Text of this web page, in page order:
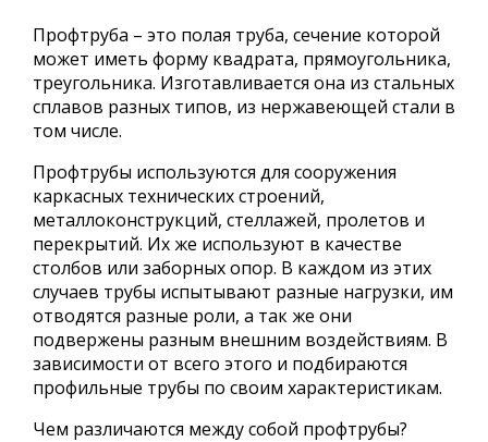
Профтруба – это полая труба, сечение которой
может иметь форму квадрата, прямоугольника,
треугольника. Изготавливается она из стальных
сплавов разных типов, из нержавеющей стали в
том числе.
Профтрубы используются для сооружения
каркасных технических строений,
металлоконструкций, стеллажей, пролетов и
перекрытий. Их же используют в качестве
столбов или заборных опор. В каждом из этих
случаев трубы испытывают разные нагрузки, им
отводятся разные роли, а так же они
подвержены разным внешним воздействиям. В
зависимости от всего этого и подбираются
профильные трубы по своим характеристикам.
Чем различаются между собой профтрубы?